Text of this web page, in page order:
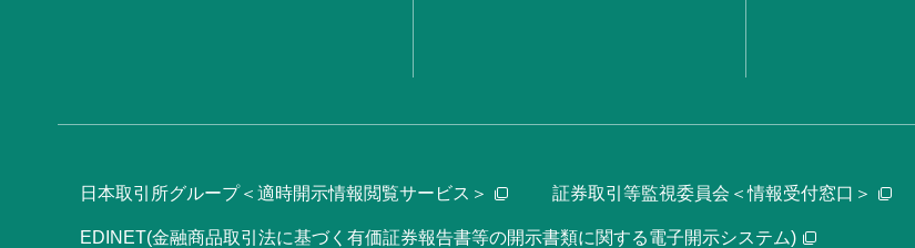
日本取引所グループ＜適時開示情報閲覧サービス＞ 証券取引等監視委員会＜情報受付窓口＞
EDINET(金融商品取引法に基づく有価証券報告書等の開示書類に関する電子開示システム)